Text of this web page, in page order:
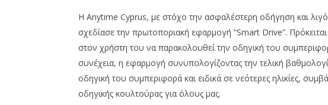
Οι υπηρεσίες που κάνουν την
ANYTIME να ξεχωρίζει
25
Οκτωβρίου,
2022
Cyprus
Insurance
News
Team
Tι είναι η
τροχαίων
πως
απλή διερεύνηση
ατυχημάτων;
Οκτωβρίου,
Η Anytime Cyprus, με στόχο την ασφαλέστερη οδήγηση και
σχεδίασε την πρωτοποριακή εφαρμογή “Smart Drive”.
στον χρήστη του να παρακολουθεί την οδηγική του
συνέχεια, η εφαρμογή συνυπολογίζοντας την τελική
οδηγική του συμπεριφορά και ειδικά σε νεότερες ηλικίες,
οδηγικής κουλτούρας για όλους μας.